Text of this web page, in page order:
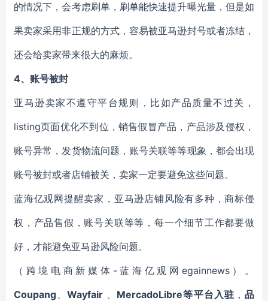
的情况下，会考虑刷单，刷单能快速提升曝光量，但是如
果卖家采用非正规的方式，容易被亚马逊封号或者冻结，
还会给卖家带来很大的麻烦。
4、 账号被封
亚马逊卖家不遵守平台规则，比如产品质量不过关，
listing页面优化不到位，销售假冒产品，产品涉及侵权，
账号异常，发货物流问题，账号关联等等现象，都会出现
账号被封或者店铺被关，卖家一定要避免这些问题。
蓝海亿观网提醒卖家，亚马逊店铺风险有多种，商标侵
权，产品售假，账号关联等等，每一个细节工作都要做
好，才能避免亚马逊风险问题。
（跨境电商新媒体-蓝海亿观网egainnews）。
Coupang、Wayfair 、 MercadoLibre等平台入驻 ，品